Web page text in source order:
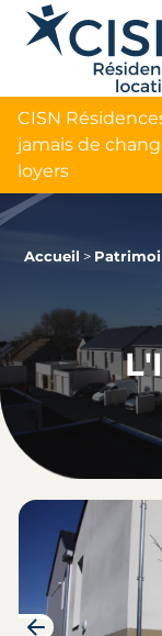
CISN
jamais de
loyers
Accueil >